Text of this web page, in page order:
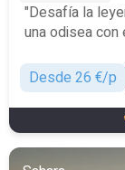
"Desafía la
una odisea
Desde 26 €/p